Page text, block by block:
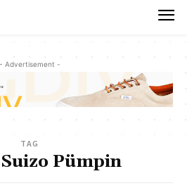
- Advertisement -
TAG
Pümpin